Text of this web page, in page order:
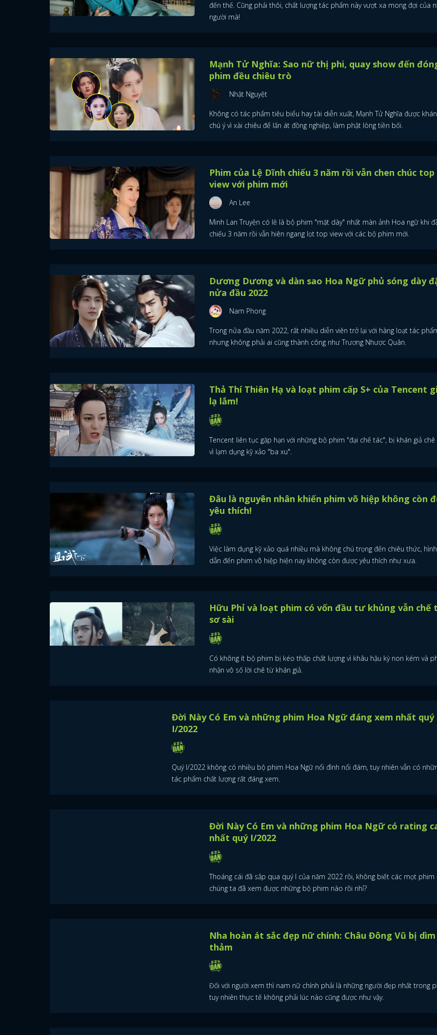
đến thế. Cũng phải thôi, chất lượng tác phẩm này vượt xa mong đợi của
người mà!
Mạnh Tử Nghĩa: Sao nữ thị phi, quay show đến
phim đều chiêu trò
Nhật Nguyệt
Không có tác phẩm tiêu biểu hay tài diễn xuất, Mạnh Tử Nghĩa được
chú ý vì xài chiêu để lấn át đồng nghiệp, làm phật lòng tiền bối.
Phim của Lệ Dĩnh chiếu 3 năm rồi vẫn chen chúc top
view với phim mới
An Lee
Minh Lan Truyện có lẽ là bộ phim "mặt dày" nhất màn ảnh Hoa ngữ khi
chiếu 3 năm rồi vẫn hiên ngang lọt top view với các bộ phim mới.
Dương Dương và dàn sao Hoa Ngữ phủ sóng dày
nửa đầu 2022
Nam Phong
Trong nửa đầu năm 2022, rất nhiều diễn viên trở lại với hàng loạt tác
nhưng không phải ai cũng thành công như Trương Nhược Quân.
Thả Thí Thiên Hạ và loạt phim cấp S+ của Tencent
lạ lắm!
Tencent liên tục gặp hạn với những bộ phim "đại chế tác", bị khán giả
vì lạm dụng kỹ xảo "ba xu".
Đâu là nguyên nhân khiến phim võ hiệp không còn
yêu thích!
Việc làm dụng kỹ xảo quá nhiều mà không chú trọng đến chiêu thức,
dẫn đến phim võ hiệp hiện nay không còn được yêu thích như xưa.
Hữu Phỉ và loạt phim có vốn đầu tư khủng vẫn chế
sơ sài
Có không ít bộ phim bị kéo thấp chất lượng vì khâu hậu kỳ non kém và
nhận vô số lời chê từ khán giả.
Đời Này Có Em và những phim Hoa Ngữ đáng xem
Quý I/2022 không có nhiều bộ phim Hoa Ngữ nổi đình nổi đám, tuy nhiên
có những tác phẩm chất lượng rất đáng xem.
Đời Này Có Em và những phim Hoa Ngữ có rating
nhất quý I/2022
Thoáng cái đã sắp qua quý I của năm 2022 rồi, không biết các mọt phim
chúng ta đã xem được những bộ phim nào rồi nhỉ?
Nha hoàn át sắc đẹp nữ chính: Châu Đông Vũ bị dìm
thảm
Đối với người xem thì nam nữ chính phải là những người đẹp nhất trong
tuy nhiên thực tế không phải lúc nào cũng được như vậy.